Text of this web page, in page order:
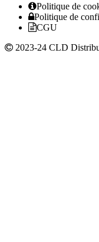
Politique de
Politique de
CGU
2023-24 CLD